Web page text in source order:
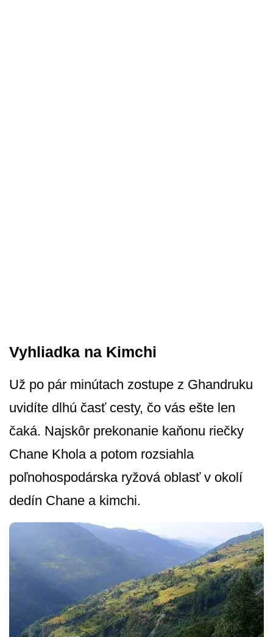
Vyhliadka na Kimchi
Už po pár minútach zostupe z Ghandruku
uvidíte dlhú časť cesty, čo vás ešte len
čaká. Najskôr prekonanie kaňonu riečky
Chane Khola a potom rozsiahla
poľnohospodárska ryžová oblasť v okolí
dedín Chane a kimchi.